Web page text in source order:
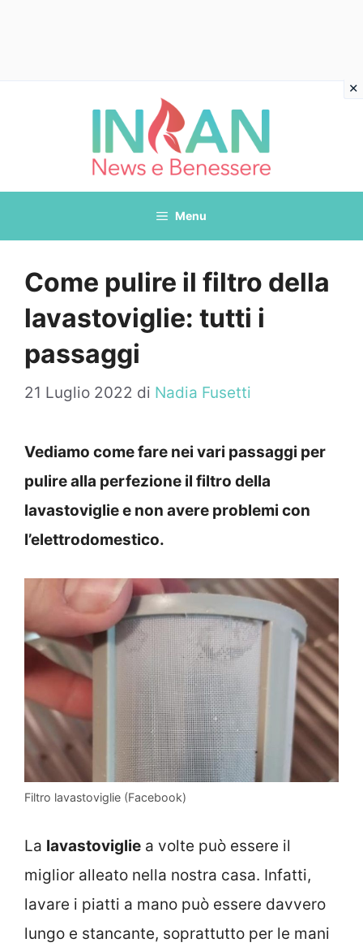
Menu
Come pulire il filtro della
lavastoviglie: tutti i
passaggi
21 Luglio 2022 di Nadia Fusetti
Vediamo come fare nei vari passaggi per
pulire alla perfezione il filtro della
lavastoviglie e non avere problemi con
l’elettrodomestico.
Filtro lavastoviglie (Facebook)
La lavastoviglie a volte può essere il
miglior alleato nella nostra casa. Infatti,
lavare i piatti a mano può essere davvero
lungo e stancante, soprattutto per le mani